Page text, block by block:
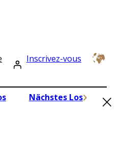
Inscrivez-vous
Nächstes Los ×